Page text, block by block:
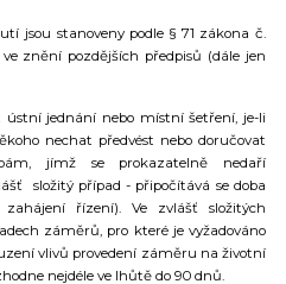
jsou stanoveny podle § 71 zákona č.
znění pozdějších předpisů (dále jen
jednání nebo místní šetření, je-li
nechat předvést nebo doručovat
jímž se prokazatelně nedaří
složitý případ - připočítává se doba
řízení). Ve zvlášť složitých
záměrů, pro které je vyžadováno
vlivů provedení záměru na životní
nejdéle ve lhůtě do 90 dnů.